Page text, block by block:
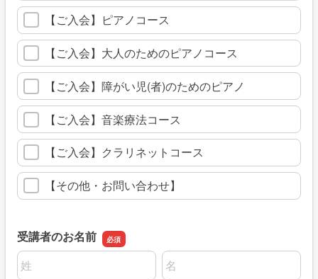
【ご入会】ピアノコース
【ご入会】大人のためのピアノコース
【ご入会】障がい児(者)のためのピアノ
【ご入会】音楽療法コース
【ご入会】クラリネットコース
【その他・お問い合わせ】
受講者のお名前
名前の姓
名前の名